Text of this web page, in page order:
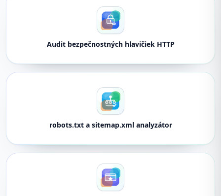
Audit bezpečnostných hlavičiek HTTP
robots.txt a sitemap.xml analyzátor